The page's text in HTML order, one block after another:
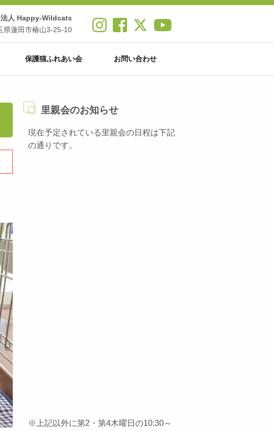
法人 Happy-Wildcats
県蓮田市椿山3-25-10
保護猫ふれあい会 お問い合わせ
里親会のお知らせ
現在予定されている里親会の日程は下記
の通りです。
※上記以外に第2・第4木曜日の10:30～